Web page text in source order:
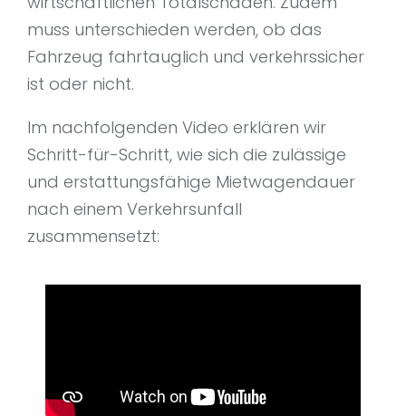
muss unterschieden werden, ob das
Fahrzeug fahrtauglich und verkehrssicher
ist oder nicht.
Im nachfolgenden Video erklären wir
Schritt-für-Schritt, wie sich die zulässige
und erstattungsfähige Mietwagendauer
nach einem Verkehrsunfall
zusammensetzt: